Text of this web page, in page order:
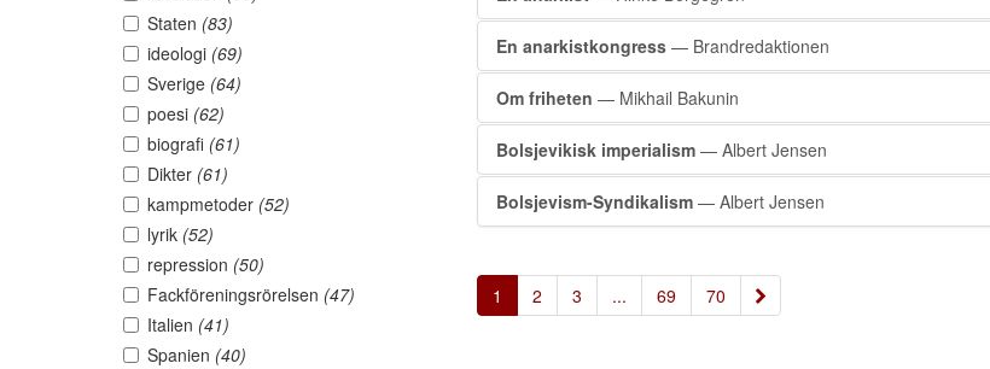
Staten (83)
ideologi (69)
Sverige (64)
poesi (62)
biografi (61)
Dikter (61)
kampmetoder (52)
lyrik (52)
repression (50)
Fackföreningsrörelsen (47)
Italien (41)
Spanien (40)
En anarkistkongress— Brandredaktionen
Om friheten — Mikhail Bakunin
Bolsjevikisk imperialism— Albert Jensen
Bolsjevism-Syndikalism— Albert Jensen
1 2 3 ... 69 70 »